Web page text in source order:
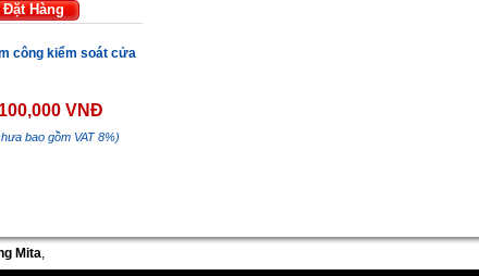
Đặt Hàng
công kiểm soát cửa
VNĐ
bao gồm VAT 8%)
Mita,